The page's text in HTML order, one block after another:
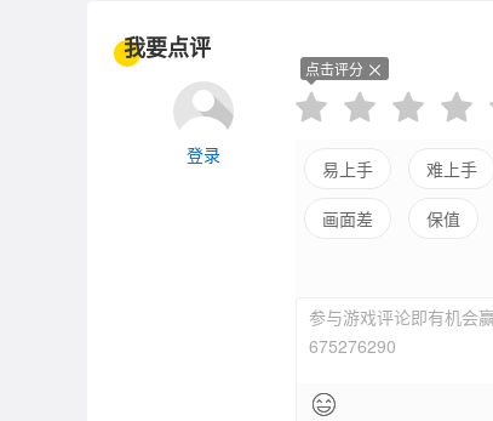
我要点评
登录
点击评分
易上手 难上手
画面差 保值
参与游戏评论即有机会
675276290